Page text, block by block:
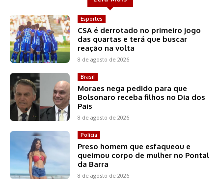
Esportes
CSA é derrotado no primeiro jogo
das quartas e terá que buscar
reação na volta
8 de agosto de 2026
Brasil
Moraes nega pedido para que
Bolsonaro receba filhos no Dia dos
Pais
8 de agosto de 2026
Polícia
Preso homem que esfaqueou e
queimou corpo de mulher no Pontal
da Barra
8 de agosto de 2026